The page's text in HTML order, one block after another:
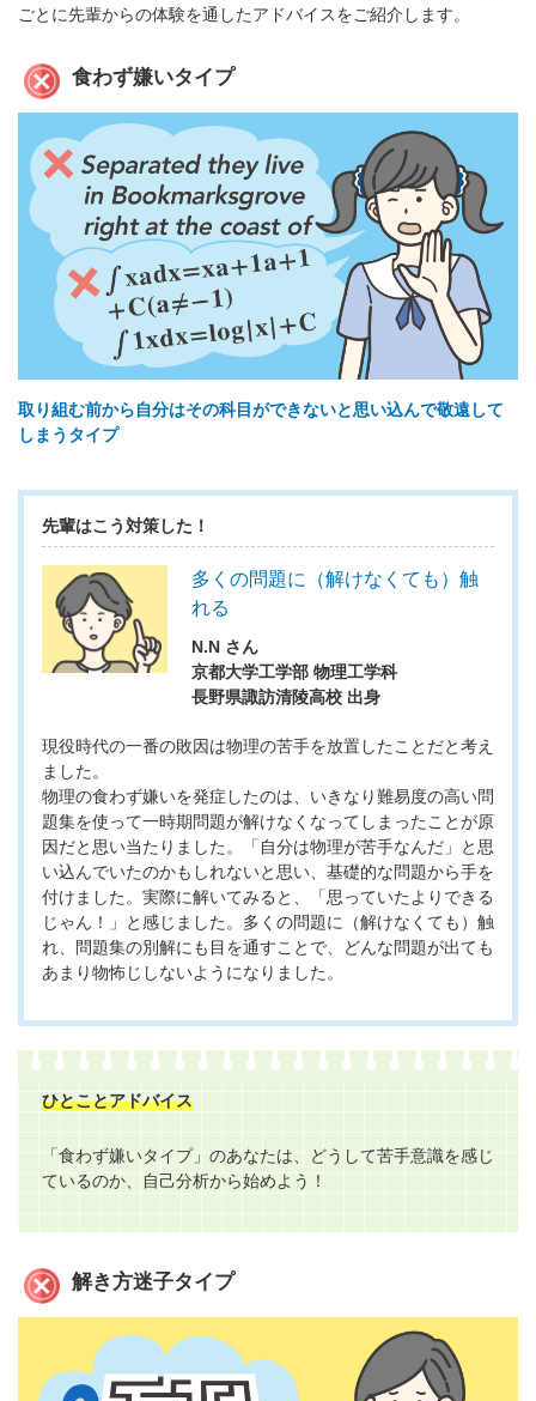
ごとに先輩からの体験を通したアドバイスをご紹介します。
食わず嫌いタイプ
取り組む前から自分はその科目ができないと思い込んで敬遠して
しまうタイプ
先輩はこう対策した！
多くの問題に（解けなくても）触
れる
N.N さん
京都大学工学部 物理工学科
長野県諏訪清陵高校 出身
現役時代の一番の敗因は物理の苦手を放置したことだと考え
ました。
物理の食わず嫌いを発症したのは、いきなり難易度の高い問
題集を使って一時期問題が解けなくなってしまったことが原
因だと思い当たりました。「自分は物理が苦手なんだ」と思
い込んでいたのかもしれないと思い、基礎的な問題から手を
付けました。実際に解いてみると、「思っていたよりできる
じゃん！」と感じました。多くの問題に（解けなくても）触
れ、問題集の別解にも目を通すことで、どんな問題が出ても
あまり物怖じしないようになりました。
ひとことアドバイス
「食わず嫌いタイプ」のあなたは、どうして苦手意識を感じ
ているのか、自己分析から始めよう！
解き方迷子タイプ